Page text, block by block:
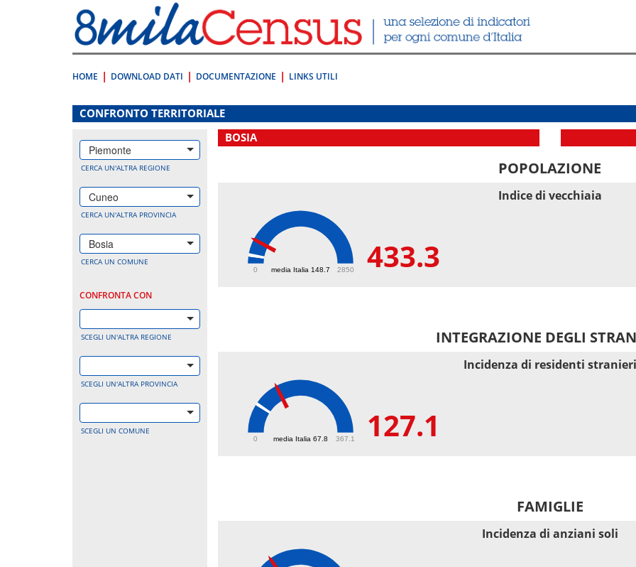
direttamente
a:
Contenuto
HOME DOWNLOAD DATI DOCUMENTAZIONE LINKS UTILI
.
CONFRONTO TERRITORIALE
Piemonte
CERCA UN'ALTRA REGIONE
Cuneo
CERCA UN'ALTRA PROVINCIA
Bosia
CERCA UN COMUNE
CONFRONTA CON
SCEGLI UN'ALTRA REGIONE
SCEGLI UN'ALTRA PROVINCIA
SCEGLI UN COMUNE
BOSIA
POPOLAZIONE
media Italia 148.7
0 2850 433.3
Indice di vecchiaia
INTEGRAZIONE DEGLI
media Italia 67.8
0 367.1 127.1
Incidenza di residenti stranieri
FAMIGLIE
Incidenza di anziani soli